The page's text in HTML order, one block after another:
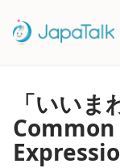
「いい